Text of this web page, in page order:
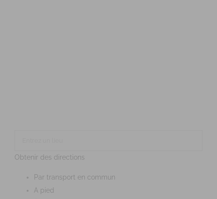
Obtenir des directions
Par transport en commun
A pied